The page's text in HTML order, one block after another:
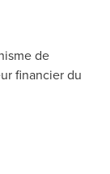
de
financier du